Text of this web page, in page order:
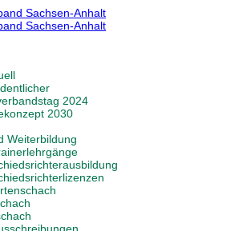
2024
2030
Weiterbildung